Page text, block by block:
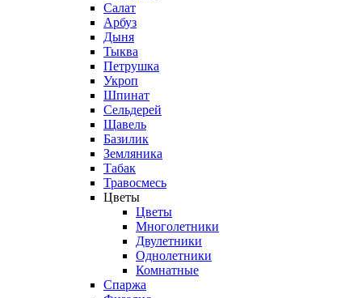
Салат
Арбуз
Дыня
Тыква
Петрушка
Укроп
Шпинат
Сельдерей
Щавель
Базилик
Земляника
Табак
Травосмесь
Цветы
Цветы
Многолетники
Двулетники
Однолетники
Комнатные
Спаржа